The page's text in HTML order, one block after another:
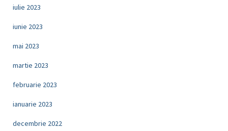
iulie 2023
iunie 2023
mai 2023
martie 2023
februarie 2023
ianuarie 2023
decembrie 2022